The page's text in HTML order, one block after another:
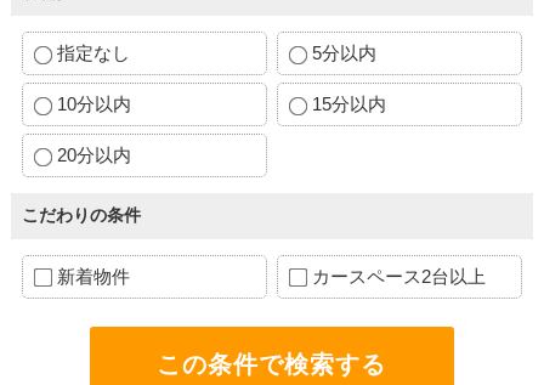
指定なし 5分以内
10分以内 15分以内
20分以内
こだわりの条件
新着物件 カースペース2台以上